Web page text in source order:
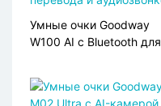
Умные очки Goodway
W100 AI с Bluetooth для